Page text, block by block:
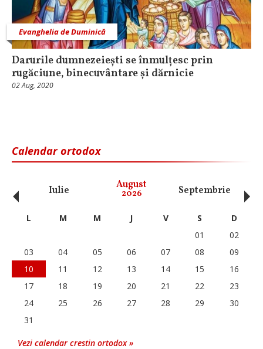
Evanghelia de Duminică
Darurile dumnezeiești se înmulțesc prin
rugăciune, binecuvântare și dărnicie
02 Aug, 2020
Calendar ortodox
Iulie August
2026 Septembrie
‹ L M M J V S
D
01
02
03
04 05 06 07 08
09
10
11 12 13 14 15
16
17
18 19 20 21 22
23
24
25 26 27 28 29
30
31
Vezi calendar crestin ortodox »